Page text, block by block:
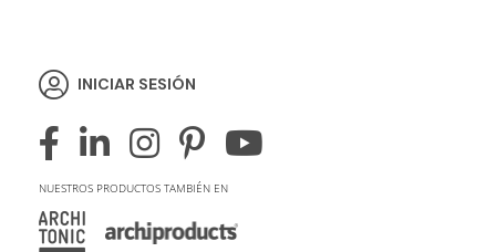
INICIAR SESIÓN
NUESTROS PRODUCTOS TAMBIÉN EN